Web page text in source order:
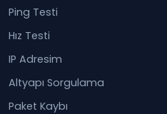
Ping Testi
Hız Testi
IP Adresim
Altyapı Sorgulama
Paket Kaybı